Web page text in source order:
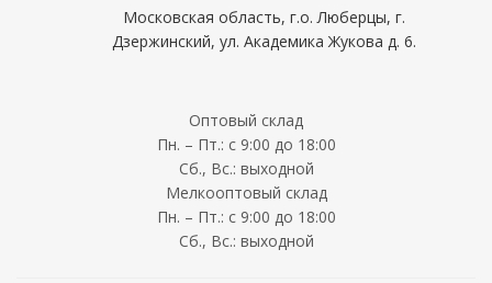
Московская область, г.о. Люберцы, г.
Дзержинский, ул. Академика Жукова д. 6.
Оптовый склад
Пн. – Пт.: с 9:00 до 18:00
Сб., Вс.: выходной
Мелкооптовый склад
Пн. – Пт.: с 9:00 до 18:00
Сб., Вс.: выходной